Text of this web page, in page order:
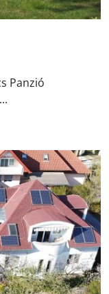
Panzió